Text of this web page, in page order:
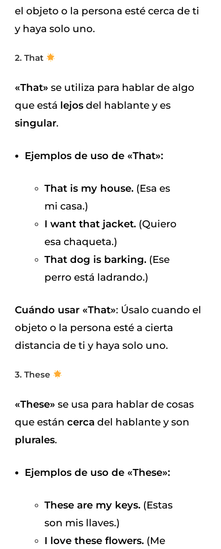
el objeto o la persona esté cerca de ti
y haya solo uno.
2. That
«That» se utiliza para hablar de algo
que está lejos del hablante y es
singular.
Ejemplos de uso de «That»:
That is my house. (Esa es
mi casa.)
I want that jacket. (Quiero
esa chaqueta.)
That dog is barking. (Ese
perro está ladrando.)
Cuándo usar «That»: Úsalo cuando el
objeto o la persona esté a cierta
distancia de ti y haya solo uno.
3. These
«These» se usa para hablar de cosas
que están cerca del hablante y son
plurales.
Ejemplos de uso de «These»:
These are my keys. (Estas
son mis llaves.)
I love these flowers. (Me